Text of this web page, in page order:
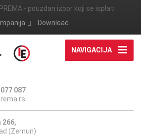
- pouzdan izbor koji se isplati
Download
NAVIGACIJA
087
266,
(Zemun)